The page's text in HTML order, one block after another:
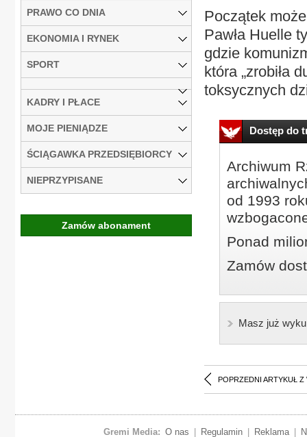
Początek
Pawła Huelle
gdzie
która „zrobiła
toksycznych
Dostęp do
Archiwum
od 1993
Ponad
Zamów
Masz już
POPRZEDNI ARTYKUŁ Z
PRAWO CO DNIA
EKONOMIA I RYNEK
SPORT
KADRY I PŁACE
MOJE PIENIĄDZE
ŚCIĄGAWKA PRZEDSIĘBIORCY
NIEPRZYPISANE
Zamów abonament
Gremi Media: O nas Regulamin Reklama